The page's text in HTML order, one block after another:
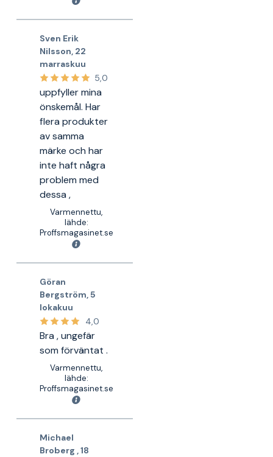
Sven Erik
Nilsson, 22
marraskuu
5,0
uppfyller mina
önskemål. Har
flera produkter
av samma
märke och har
inte haft några
problem med
dessa ,
Varmennettu,
lähde:
Proffsmagasinet.se
Göran
Bergström, 5
lokakuu
4,0
Bra , ungefär
som förväntat .
Varmennettu,
lähde:
Proffsmagasinet.se
Michael
Broberg ,18